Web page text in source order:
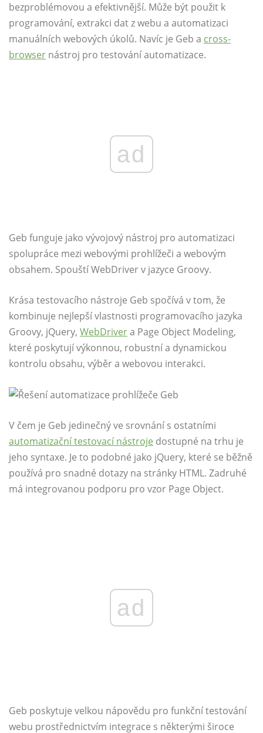
bezproblémovou a efektivnější. Může být použit k
programování, extrakci dat z webu a automatizaci
manuálních webových úkolů. Navíc je Geb a cross-
browser nástroj pro testování automatizace.
ad
Geb funguje jako vývojový nástroj pro automatizaci
spolupráce mezi webovými prohlížeči a webovým
obsahem. Spouští WebDriver v jazyce Groovy.
Krása testovacího nástroje Geb spočívá v tom, že
kombinuje nejlepší vlastnosti programovacího jazyka
Groovy, jQuery, WebDrivera Page Object Modeling,
které poskytují výkonnou, robustní a dynamickou
kontrolu obsahu, výběr a webovou interakci.
V čem je Geb jedinečný ve srovnání s ostatními
automatizační testovací nástroje dostupné na trhu je
jeho syntaxe. Je to podobné jako jQuery, které se běžně
používá pro snadné dotazy na stránky HTML. Zadruhé
má integrovanou podporu pro vzor Page Object.
ad
Geb poskytuje velkou nápovědu pro funkční testování
webu prostřednictvím integrace s některými široce